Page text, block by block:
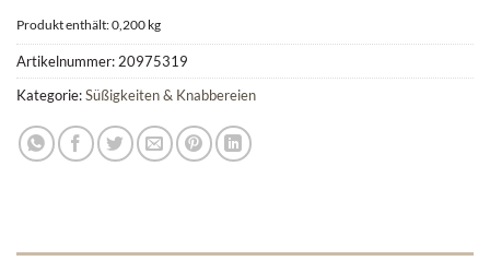
Produkt enthält: 0,200 kg
Artikelnummer:20975319
Kategorie:Süßigkeiten & Knabbereien